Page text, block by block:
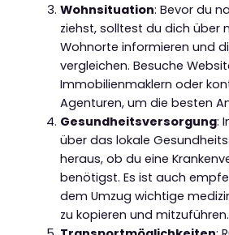
Wohnsituation: Bevor du
ziehst, solltest du dich über
Wohnorte informieren und
vergleichen. Besuche
Immobilienmaklern oder
Agenturen, um die besten
Gesundheitsversorgung:
über das lokale
heraus, ob du eine
benötigst. Es ist auch
dem Umzug wichtige
zu kopieren und mitzuführen.